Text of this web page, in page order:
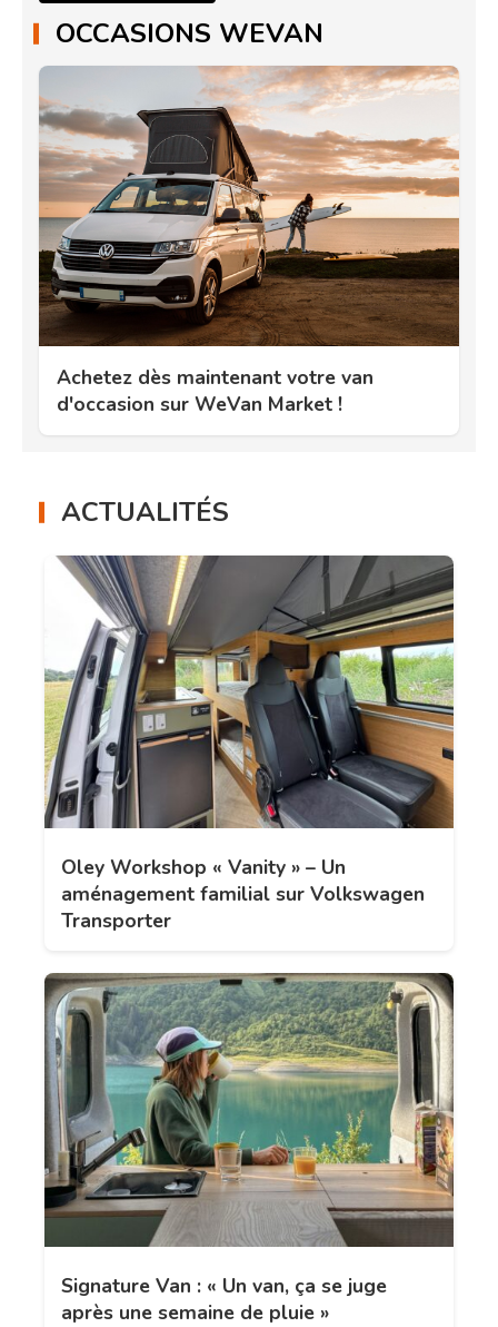
OCCASIONS WEVAN
Achetez dès maintenant votre van
d'occasion sur WeVan Market !
ACTUALITÉS
Oley Workshop « Vanity » – Un
aménagement familial sur Volkswagen
Transporter
Signature Van : « Un van, ça se juge
après une semaine de pluie »